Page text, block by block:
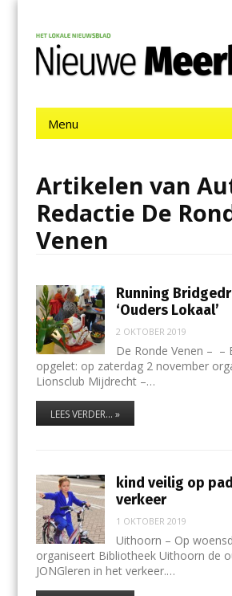
contentNieuwe
Menu
Artikelen van
Redactie De
Venen
Running
‘Ouders Lokaal’
2 OKTOBER 2019
De Ronde Venen – –
opgelet: op zaterdag 2 november
Lionsclub Mijdrecht –…
LEES VERDER... »
kind veilig op
verkeer
1 OKTOBER 2019
Uithoorn – Op
organiseert Bibliotheek Uithoorn de
JONGleren in het verkeer.…